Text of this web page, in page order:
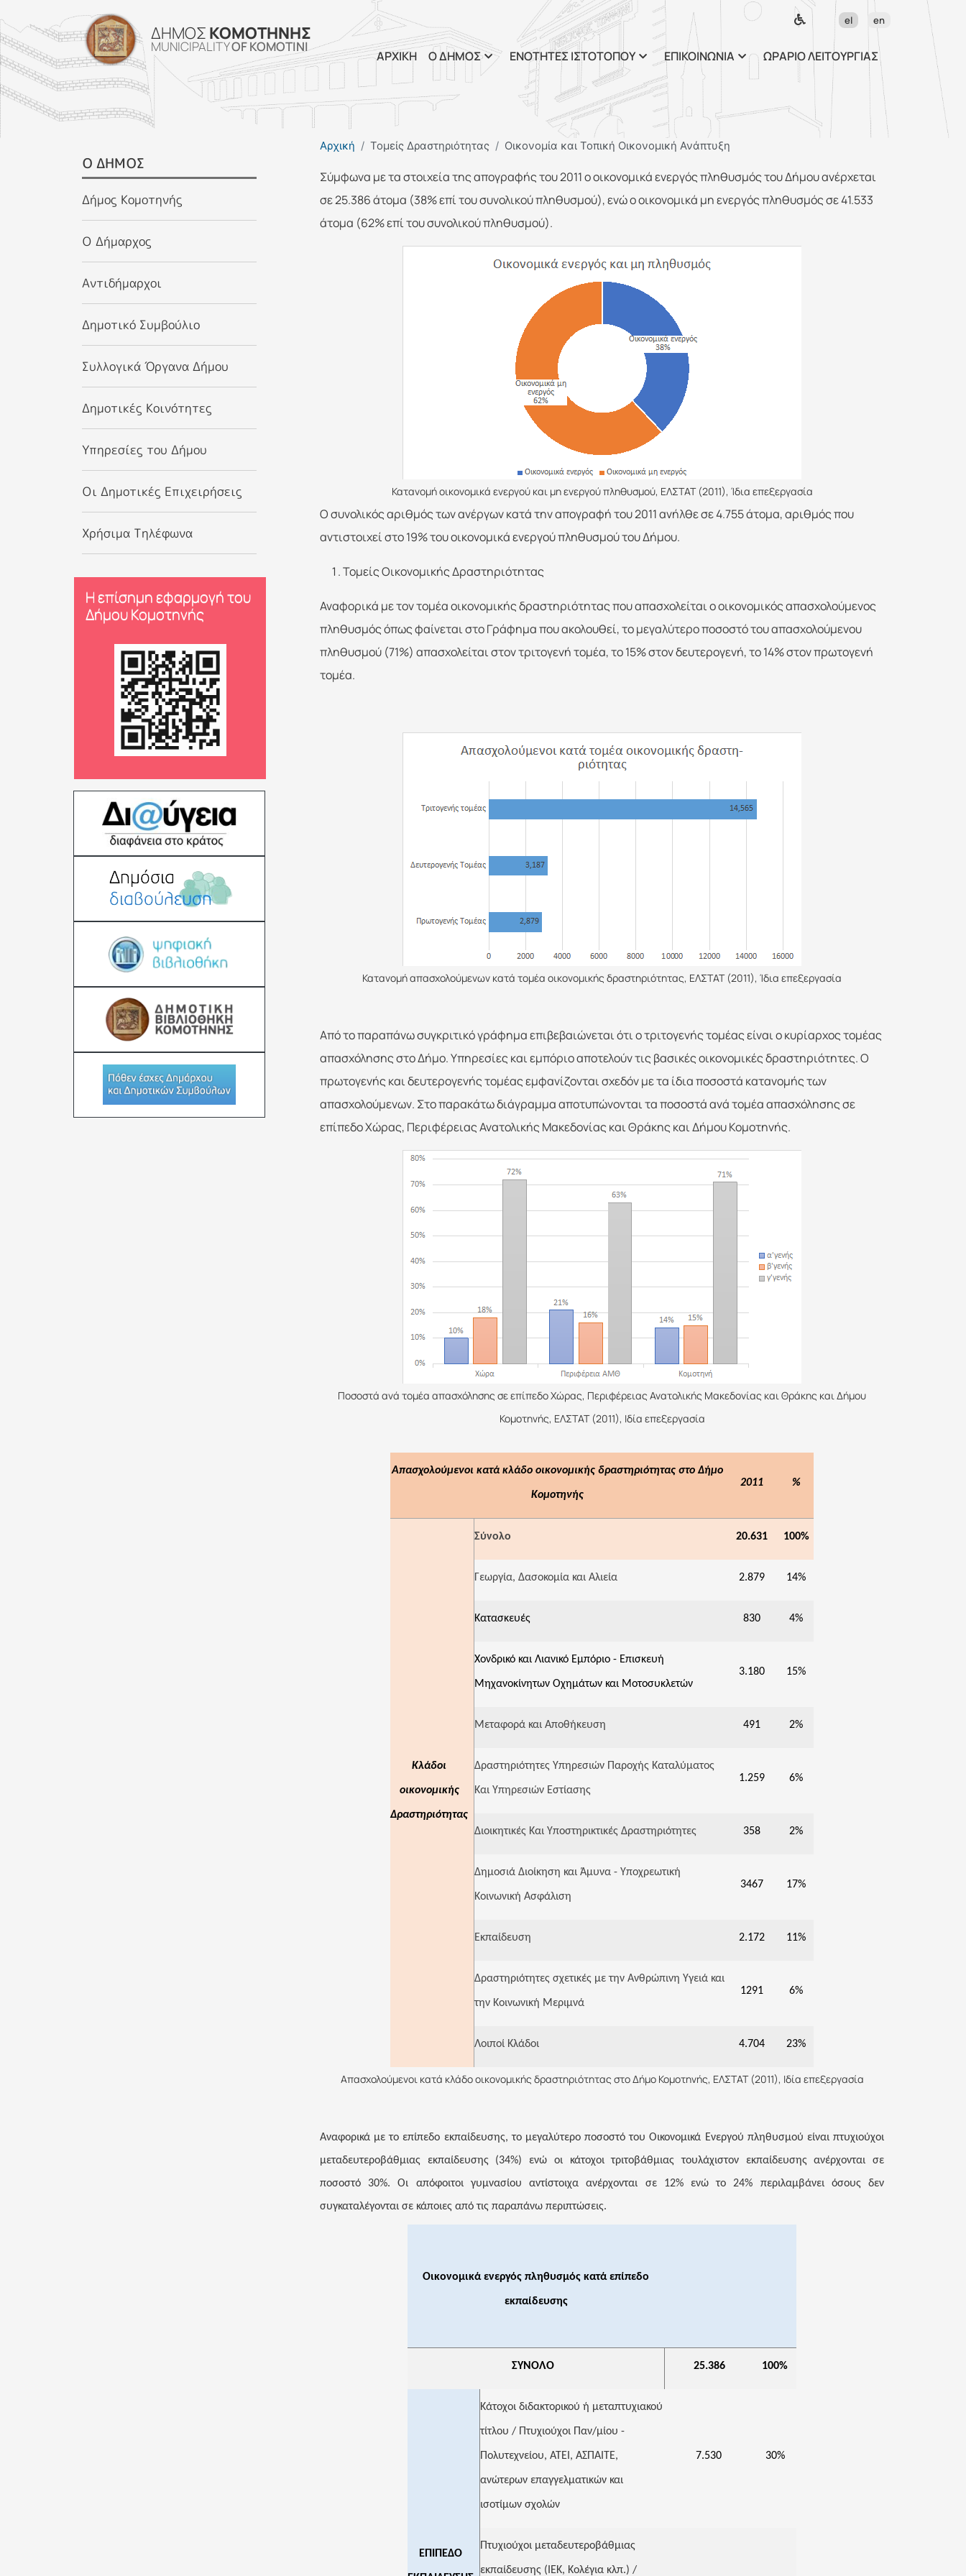
Παράκαμψη προς το κυρίως περιεχόμενο
ΔΗΜΟΣ ΚΟΜΟΤΗΝΗΣ
MUNICIPALITYOF KOMOTINI
el en
ΑΡΧΙΚΗ Ο ΔΗΜΟΣ ΕΝΟΤΗΤΕΣ ΙΣΤΟΤΟΠΟΥ ΕΠΙΚΟΙΝΩΝΙΑ ΩΡΑΡΙΟ ΛΕΙΤΟΥΡΓΙΑΣ
Αρχική Τομείς Δραστηριότητας Οικονομία και Τοπική Οικονομική Ανάπτυξη
Σύμφωνα με τα στοιχεία της απογραφής του 2011 ο οικονομικά ενεργός πληθυσμός του Δήμου ανέρχεται
σε 25.386 άτομα (38% επί του συνολικού πληθυσμού), ενώ ο οικονομικά μη ενεργός πληθυσμός σε 41.533
άτομα (62% επί του συνολικού πληθυσμού).
Κατανομή οικονομικά ενεργού και μη ενεργού πληθυσμού, ΕΛΣΤΑΤ (2011), Ίδια επεξεργασία
Ο συνολικός αριθμός των ανέργων κατά την απογραφή του 2011 ανήλθε σε 4.755 άτομα, αριθμός που
αντιστοιχεί στο 19% του οικονομικά ενεργού πληθυσμού του Δήμου.
Τομείς Οικονομικής Δραστηριότητας
Αναφορικά με τον τομέα οικονομικής δραστηριότητας που απασχολείται ο οικονομικός απασχολούμενος
πληθυσμός όπως φαίνεται στο Γράφημα που ακολουθεί, το μεγαλύτερο ποσοστό του απασχολούμενου
πληθυσμού (71%) απασχολείται στον τριτογενή τομέα, το 15% στον δευτερογενή, το 14% στον πρωτογενή
τομέα.
Κατανομή απασχολούμενων κατά τομέα οικονομικής δραστηριότητας, ΕΛΣΤΑΤ (2011), Ίδια επεξεργασία
Από το παραπάνω συγκριτικό γράφημα επιβεβαιώνεται ότι ο τριτογενής τομέας είναι ο κυρίαρχος τομέας
απασχόλησης στο Δήμο. Υπηρεσίες και εμπόριο αποτελούν τις βασικές οικονομικές δραστηριότητες. Ο
πρωτογενής και δευτερογενής τομέας εμφανίζονται σχεδόν με τα ίδια ποσοστά κατανομής των
απασχολούμενων. Στο παρακάτω διάγραμμα αποτυπώνονται τα ποσοστά ανά τομέα απασχόλησης σε
επίπεδο Χώρας, Περιφέρειας Ανατολικής Μακεδονίας και Θράκης και Δήμου Κομοτηνής.
Ποσοστά ανά τομέα απασχόλησης σε επίπεδο Χώρας, Περιφέρειας Ανατολικής Μακεδονίας και Θράκης και Δήμου
Κομοτηνής, ΕΛΣΤΑΤ (2011), Ιδία επεξεργασία
Απασχολούμενοι κατά κλάδο οικονομικής δραστηριότητας στο Δήμο
Κομοτηνής
2011 %
Κλάδοι
οικονομικής
Δραστηριότητας
Σύνολο 20.631 100%
Γεωργία, Δασοκομία και Αλιεία 2.879 14%
Κατασκευές 830 4%
Χονδρικό και Λιανικό Εμπόριο - Επισκευή
Μηχανοκίνητων Οχημάτων και Μοτοσυκλετών
3.180 15%
Μεταφορά και Αποθήκευση 491 2%
Δραστηριότητες Υπηρεσιών Παροχής Καταλύματος
Και Υπηρεσιών Εστίασης
1.259 6%
Διοικητικές Και Υποστηρικτικές Δραστηριότητες 358 2%
Δημοσιά Διοίκηση και Άμυνα - Υποχρεωτική
Κοινωνική Ασφάλιση
3467 17%
Εκπαίδευση 2.172 11%
Δραστηριότητες σχετικές με την Ανθρώπινη Υγειά και
την Κοινωνική Μεριμνά
1291 6%
Λοιποί Κλάδοι 4.704 23%
Απασχολούμενοι κατά κλάδο οικονομικής δραστηριότητας στο Δήμο Κομοτηνής, ΕΛΣΤΑΤ (2011), Ιδία επεξεργασία
Αναφορικά με το επίπεδο εκπαίδευσης, το μεγαλύτερο ποσοστό του Οικονομικά Ενεργού πληθυσμού είναι πτυχιούχοι
μεταδευτεροβάθμιας εκπαίδευσης (34%) ενώ οι κάτοχοι τριτοβάθμιας τουλάχιστον εκπαίδευσης ανέρχονται σε
ποσοστό 30%. Οι απόφοιτοι γυμνασίου αντίστοιχα ανέρχονται σε 12% ενώ το 24% περιλαμβάνει όσους δεν
συγκαταλέγονται σε κάποιες από τις παραπάνω περιπτώσεις.
Οικονομικά ενεργός πληθυσμός κατά επίπεδο
εκπαίδευσης
ΣΥΝΟΛΟ 25.386 100%
ΕΠΙΠΕΔΟ
Κάτοχοι διδακτορικού ή μεταπτυχιακού
τίτλου / Πτυχιούχοι Παν/μίου -
Πολυτεχνείου, ΑΤΕΙ, ΑΣΠΑΙΤΕ,
ανώτερων επαγγελματικών και
ισοτίμων σχολών
7.530 30%
Πτυχιούχοι μεταδευτεροβάθμιας
εκπαίδευσης (ΙΕΚ, Κολέγια κλπ.) /
SIDEBAR MENU
Ο ΔΗΜΟΣ
Δήμος Κομοτηνής
Ο Δήμαρχος
Αντιδήμαρχοι
Δημοτικό Συμβούλιο
Συλλογικά Όργανα Δήμου
Δημοτικές Κοινότητες
Υπηρεσίες του Δήμου
Οι Δημοτικές Επιχειρήσεις
Χρήσιμα Τηλέφωνα
Η επίσημη εφαρμογή του
Δήμου Κομοτηνής